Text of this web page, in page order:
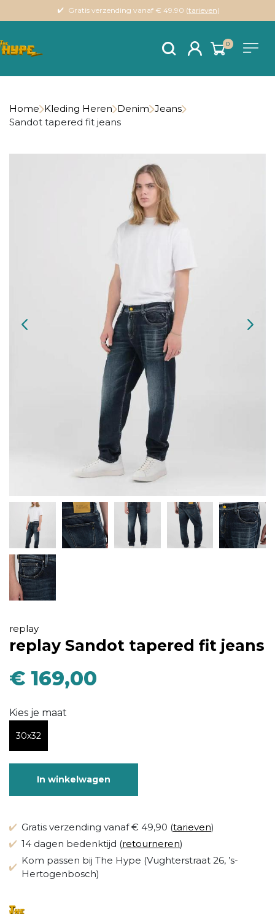
Gratis verzending vanaf € 49.90 (tarieven)
0
Home Kleding Heren Denim Jeans
Sandot tapered fit jeans
replay
replay Sandot tapered fit jeans
€ 169,00
Kies je maat
30x32
In winkelwagen
Gratis verzending vanaf € 49,90 (tarieven)
14 dagen bedenktijd (retourneren)
Kom passen bij The Hype (Vughterstraat 26, ’s-
Hertogenbosch)